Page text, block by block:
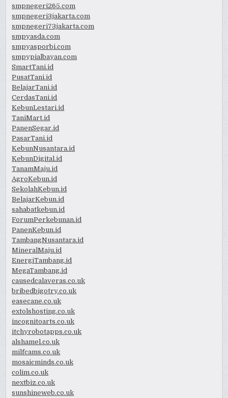
smpnegeri265.com
smpnegeri3jakarta.com
smpnegeri73jakarta.com
smpyasda.com
smpyasporbi.com
smpypialbayan.com
SmartTani.id
PusatTani.id
BelajarTani.id
CerdasTani.id
KebunLestari.id
TaniMart.id
PanenSegar.id
PasarTani.id
KebunNusantara.id
KebunDigital.id
TanamMaju.id
AgroKebun.id
SekolahKebun.id
BelajarKebun.id
sahabatkebun.id
ForumPerkebunan.id
PanenKebun.id
TambangNusantara.id
MineralMaju.id
EnergiTambang.id
MegaTambang.id
causedcalaveras.co.uk
bribedbigotry.co.uk
easecane.co.uk
extolshosting.co.uk
incognitoarts.co.uk
itchyrobotapps.co.uk
alshamel.co.uk
milfcams.co.uk
mosaicminds.co.uk
colim.co.uk
nextbiz.co.uk
sunshineweb.co.uk